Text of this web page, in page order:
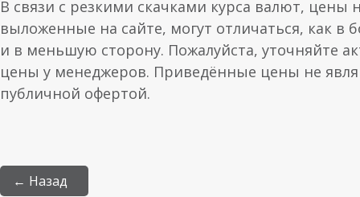
В связи с резкими скачками курса валют, цены
выложенные на сайте, могут отличаться, как в
и в меньшую сторону. Пожалуйста, уточняйте
цены у менеджеров. Приведённые цены не
публичной офертой.
← Назад